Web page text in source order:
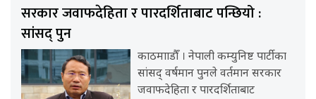
सरकार जवाफदेहिता र पारदर्शिताबाट पन्छियो :
सांसद् पुन
काठमााडौँ । नेपाली कम्युनिष्ट पार्टीका
सांसद् वर्षमान पुनले वर्तमान सरकार
जवाफदेहिता र पारदर्शिताबाट